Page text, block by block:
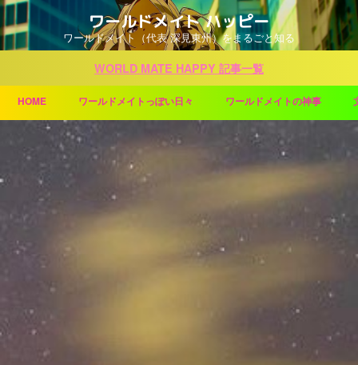
ワールドメイト ハッピー
ワールドメイト（代表 深見東州）をまるごと知る
WORLD MATE HAPPY 記事一覧
HOME ワールドメイトっぽい日々 ワールドメイトの神事